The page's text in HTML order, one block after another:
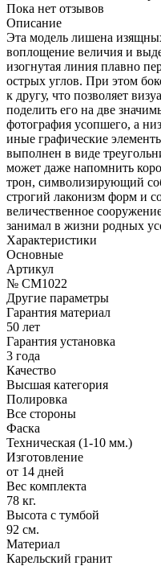
Пока нет отзывов
Описание
Эта модель лишена
воплощение величия и
изогнутая линия плавно
острых углов. При этом
к другу, что позволяет
поделить его на две
фотография усопшего, а
иные графические
выполнен в виде
может даже напомнить
трон, символизирующий
строгий лаконизм форм и
величественное
занимал в жизни родных
Характеристики
Основные
Артикул
№ CM1022
Другие параметры
Гарантия материал
50 лет
Гарантия установка
3 года
Качество
Высшая категория
Полировка
Все стороны
Фаска
Техническая (1-10 мм.)
Изготовление
от 14 дней
Вес комплекта
78 кг.
Высота с тумбой
92 см.
Материал
Карельский гранит